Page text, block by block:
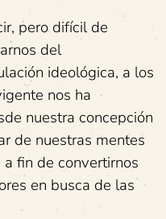
pero difícil de
del
ideológica, a los
nos ha
nuestra concepción
de nuestras mentes
fin de convertirnos
en busca de las